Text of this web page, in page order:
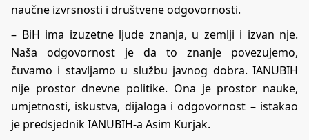
naučne izvrsnosti i društvene odgovornosti.
– BiH ima izuzetne ljude znanja, u zemlji i izvan nje.
Naša odgovornost je da to znanje povezujemo,
čuvamo i stavljamo u službu javnog dobra. IANUBIH
nije prostor dnevne politike. Ona je prostor nauke,
umjetnosti, iskustva, dijaloga i odgovornost – istakao
je predsjednik IANUBIH-a Asim Kurjak.